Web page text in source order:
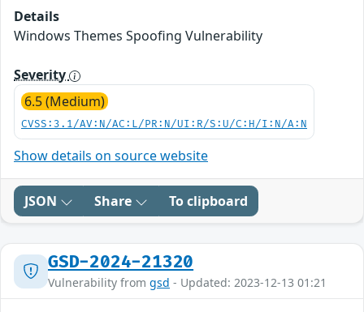
Details
Windows Themes Spoofing Vulnerability
Severity
6.5 (Medium)
CVSS:3.1/AV:N/AC:L/PR:N/UI:R/S:U/C:H/I:N/A:N
Show details on source website
JSON Share To clipboard
GSD-2024-21320
Vulnerability from gsd - Updated: 2023-12-13 01:21